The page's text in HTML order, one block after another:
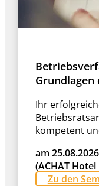
Ihr
kompetent
am
(ACHAT
Zu den